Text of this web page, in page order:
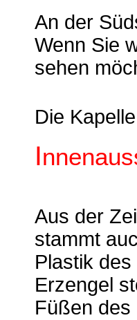
An der
Wenn Sie
sehen
Die
I
Aus der
stammt
Plastik
Erzengel
Füßen des